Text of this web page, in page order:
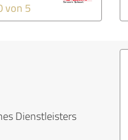
von 5
Dienstleisters